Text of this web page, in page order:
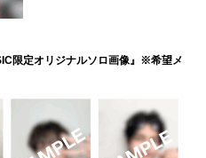
限定オリジナルソロ画像』※希望メ